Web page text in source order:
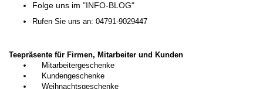
Folge uns im "INFO-BLOG"
Rufen Sie uns an: 04791-9029447
Teepräsente für Firmen, Mitarbeiter und Kunden
Mitarbeitergeschenke
Kundengeschenke
Weihnachtsgeschenke